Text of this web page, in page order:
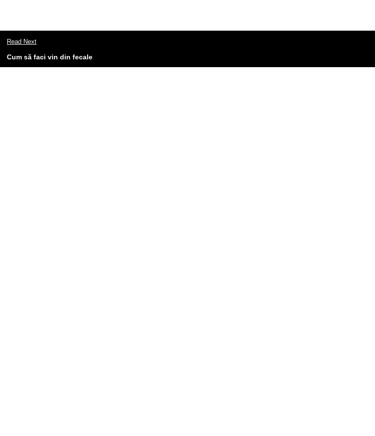
Read Next
Cum să faci vin din fecale